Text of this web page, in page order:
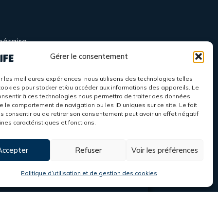
Gérer le consentement
les meilleures expériences, nous utilisons des technologies telles
pour stocker et/ou accéder aux informations des appareils. Le
à ces technologies nous permettra de traiter des données
le comportement de navigation ou les ID uniques sur ce site. Le fait
consentir ou de retirer son consentement peut avoir un effet négatif
caractéristiques et fonctions.
Refuser Voir les préférences
Politique d’utilisation et de gestion des cookies
!